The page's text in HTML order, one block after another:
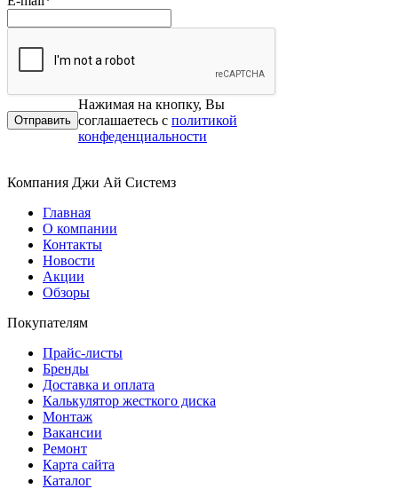
Нажимая на кнопку, Вы
соглашаетесь с политикой
конфеденциальности
Компания Джи Ай Системз
Главная
О компании
Контакты
Новости
Акции
Обзоры
Покупателям
Прайс-листы
Бренды
Доставка и оплата
Калькулятор жесткого диска
Монтаж
Вакансии
Ремонт
Карта сайта
Каталог